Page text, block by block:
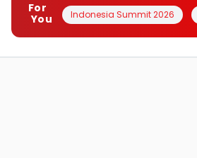
For
You
Indonesia Summit 2026